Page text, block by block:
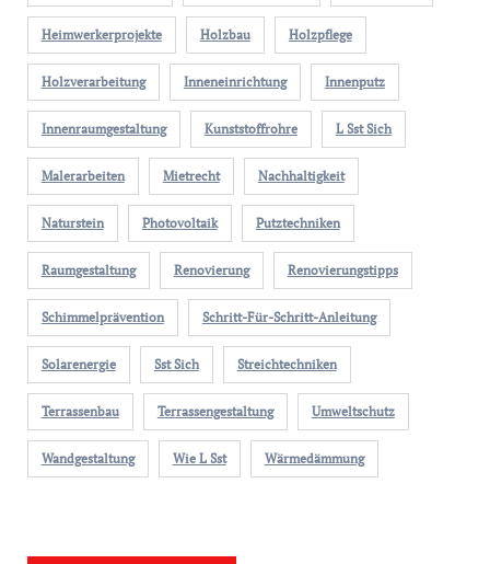
Heimwerkerprojekte Holzbau Holzpflege
Holzverarbeitung Inneneinrichtung Innenputz
Innenraumgestaltung Kunststoffrohre L Sst Sich
Malerarbeiten Mietrecht Nachhaltigkeit
Naturstein Photovoltaik Putztechniken
Raumgestaltung Renovierung Renovierungstipps
Schimmelprävention Schritt-Für-Schritt-Anleitung
Solarenergie Sst Sich Streichtechniken
Terrassenbau Terrassengestaltung Umweltschutz
Wandgestaltung Wie L Sst Wärmedämmung